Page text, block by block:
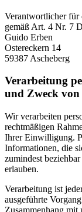
Verantwortlicher für
gemäß Art. 4 Nr. 7
Guido Erben
Ostereckern 14
59387 Ascheberg
Verarbeitung
und Zweck von
Wir verarbeiten
rechtmäßigen
Ihrer Einwilligung.
Informationen, die
zumindest
erlauben.
Verarbeitung ist
ausgeführte
Zusammenhang mit